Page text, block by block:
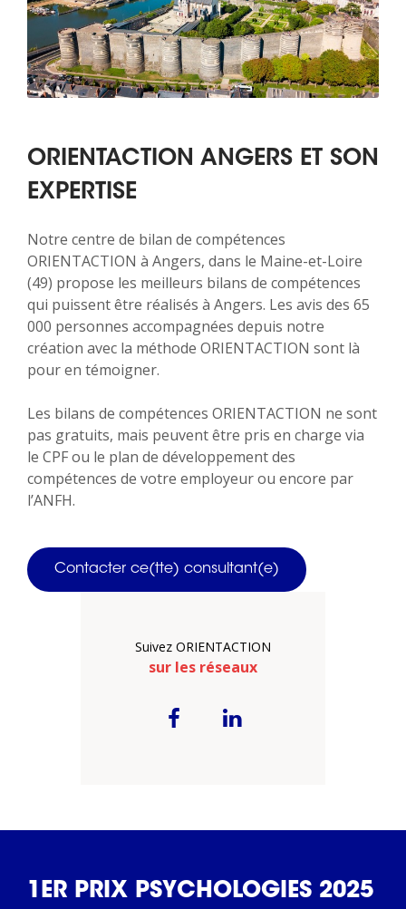
ORIENTACTION ANGERS ET SON
EXPERTISE
Notre centre de bilan de compétences
ORIENTACTION à Angers, dans le Maine-et-Loire
(49) propose les meilleurs bilans de compétences
qui puissent être réalisés à Angers. Les avis des 65
000 personnes accompagnées depuis notre
création avec la méthode ORIENTACTION sont là
pour en témoigner.
Les bilans de compétences ORIENTACTION ne sont
pas gratuits, mais peuvent être pris en charge via
le CPF ou le plan de développement des
compétences de votre employeur ou encore par
l’ANFH.
Contacter ce(tte) consultant(e)
Suivez ORIENTACTION
sur les réseaux
1ER PRIX PSYCHOLOGIES 2025